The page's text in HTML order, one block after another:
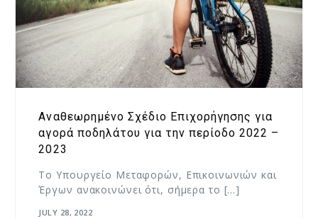
Αναθεωρημένο Σχέδιο Επιχορήγησης για
αγορά ποδηλάτου για την περίοδο 2022 –
2023
Το Υπουργείο Μεταφορών, Επικοινωνιών και
Έργων ανακοινώνει ότι, σήμερα το […]
JULY 28, 2022